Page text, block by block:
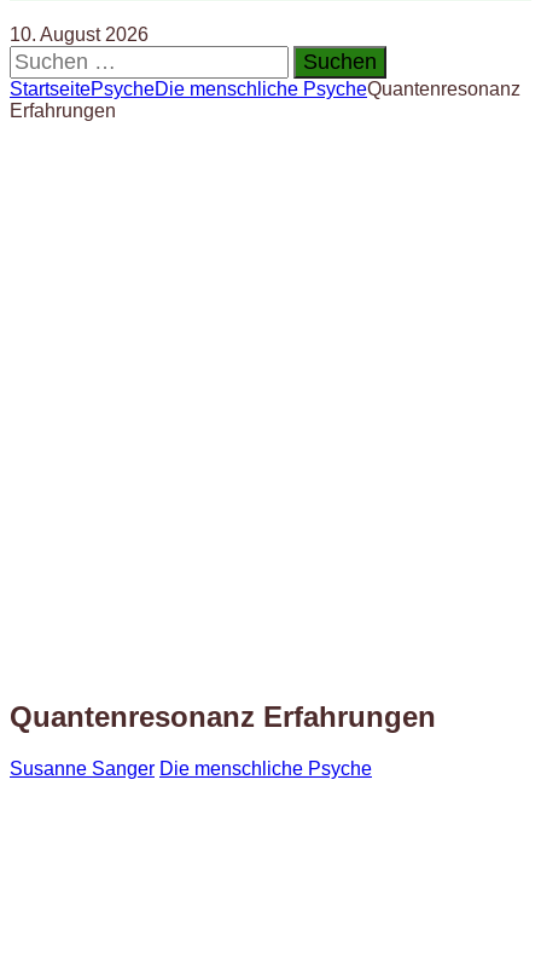
10. August 2026
Suchen
nach:
StartseitePsycheDie menschliche PsycheQuantenresonanz
Erfahrungen
Quantenresonanz Erfahrungen
Susanne Sanger Die menschliche Psyche